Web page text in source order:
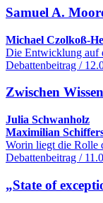
Samuel A.
Michael Czolkoß-
Die Entwicklung auf
Debattenbeitrag /
Zwischen
Julia Schwanholz
Maximilian
Worin liegt die Rolle
Debattenbeitrag /
„State of